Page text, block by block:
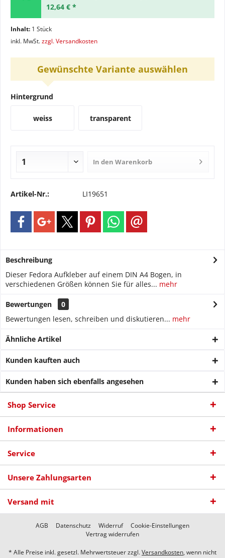
12,64 € *
Inhalt: 1 Stück
inkl. MwSt.zzgl. Versandkosten
Gewünschte Variante auswählen
Hintergrund
weiss transparent
In den Warenkorb
Artikel-Nr.: LI19651
Beschreibung
Dieser Fedora Aufkleber auf einem DIN A4 Bogen, in
verschiedenen Größen können Sie für alles... mehr
Bewertungen
0
Bewertungen lesen, schreiben und diskutieren... mehr
Ähnliche Artikel
Kunden kauften auch
Kunden haben sich ebenfalls angesehen
Shop Service
Informationen
Service
Unsere Zahlungsarten
Versand mit
AGB Datenschutz Widerruf
Cookie-Einstellungen
Vertrag widerrufen
* Alle Preise inkl. gesetzl. Mehrwertsteuer zzgl.Versandkosten, wenn nicht